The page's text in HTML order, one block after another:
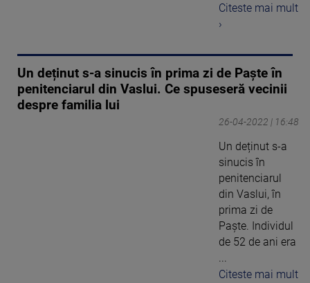
Citeste mai mult
›
Un deținut s-a sinucis în prima zi de Paște în
penitenciarul din Vaslui. Ce spuseseră vecinii
despre familia lui
26-04-2022 | 16:48
Un deținut s-a
sinucis în
penitenciarul
din Vaslui, în
prima zi de
Paște. Individul
de 52 de ani era
Citeste mai mult